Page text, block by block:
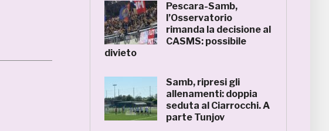
Pescara-Samb,
l’Osservatorio
rimanda la decisione al
CASMS: possibile
divieto
Samb, ripresi gli
allenamenti: doppia
seduta al Ciarrocchi. A
parte Tunjov